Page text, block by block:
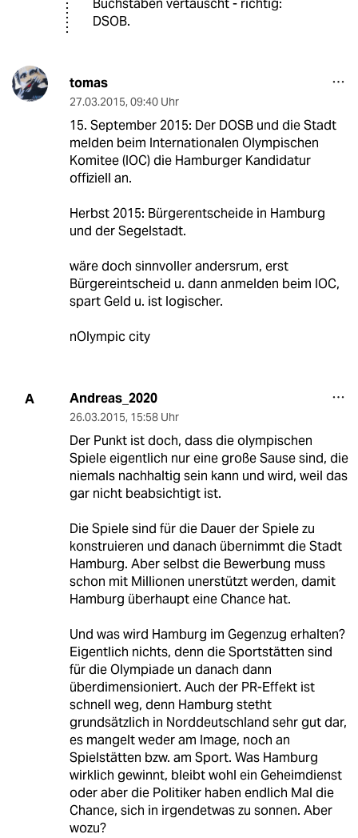
Buchstaben vertauscht - richtig:
DSOB.
tomas
27.03.2015, 09:40 Uhr
15. September 2015: Der DOSB und die Stadt
melden beim Internationalen Olympischen
Komitee (IOC) die Hamburger Kandidatur
offiziell an.
Herbst 2015: Bürgerentscheide in Hamburg
und der Segelstadt.
wäre doch sinnvoller andersrum, erst
Bürgereintscheid u. dann anmelden beim IOC,
spart Geld u. ist logischer.
nOlympic city
A Andreas_2020
26.03.2015, 15:58 Uhr
Der Punkt ist doch, dass die olympischen
Spiele eigentlich nur eine große Sause sind, die
niemals nachhaltig sein kann und wird, weil das
gar nicht beabsichtigt ist.
Die Spiele sind für die Dauer der Spiele zu
konstruieren und danach übernimmt die Stadt
Hamburg. Aber selbst die Bewerbung muss
schon mit Millionen unerstützt werden, damit
Hamburg überhaupt eine Chance hat.
Und was wird Hamburg im Gegenzug erhalten?
Eigentlich nichts, denn die Sportstätten sind
für die Olympiade un danach dann
überdimensioniert. Auch der PR-Effekt ist
schnell weg, denn Hamburg stetht
grundsätzlich in Norddeutschland sehr gut dar,
es mangelt weder am Image, noch an
Spielstätten bzw. am Sport. Was Hamburg
wirklich gewinnt, bleibt wohl ein Geheimdienst
oder aber die Politiker haben endlich Mal die
Chance, sich in irgendetwas zu sonnen. Aber
wozu?